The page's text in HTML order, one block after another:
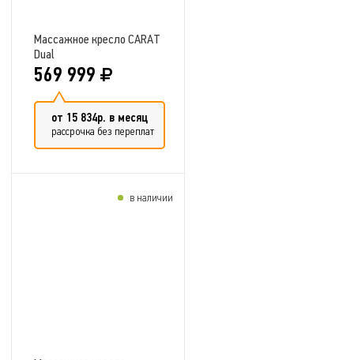
Массажное кресло CARAT
Dual
569 999
от 15 834р. в месяц
рассрочка без переплат
в наличии